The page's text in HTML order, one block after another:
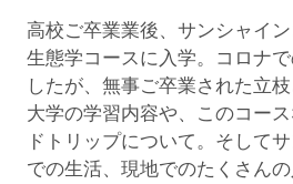
高校ご卒業業後、サンシャイ
生態学コースに入学。コロナ
したが、無事ご卒業された立枝
大学の学習内容や、このコー
ドトリップについて。そして
での生活、現地でのたくさん